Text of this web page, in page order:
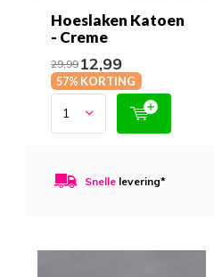
Hoeslaken Katoen
- Creme
29,9912,99
57% KORTING
Snelle levering*